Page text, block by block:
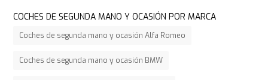
COCHES DE SEGUNDA MANO Y OCASIÓN POR MARCA
Coches de segunda mano y ocasión Alfa Romeo
Coches de segunda mano y ocasión BMW